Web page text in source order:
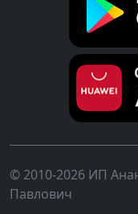
© 2010-2026 ИП
Павлович